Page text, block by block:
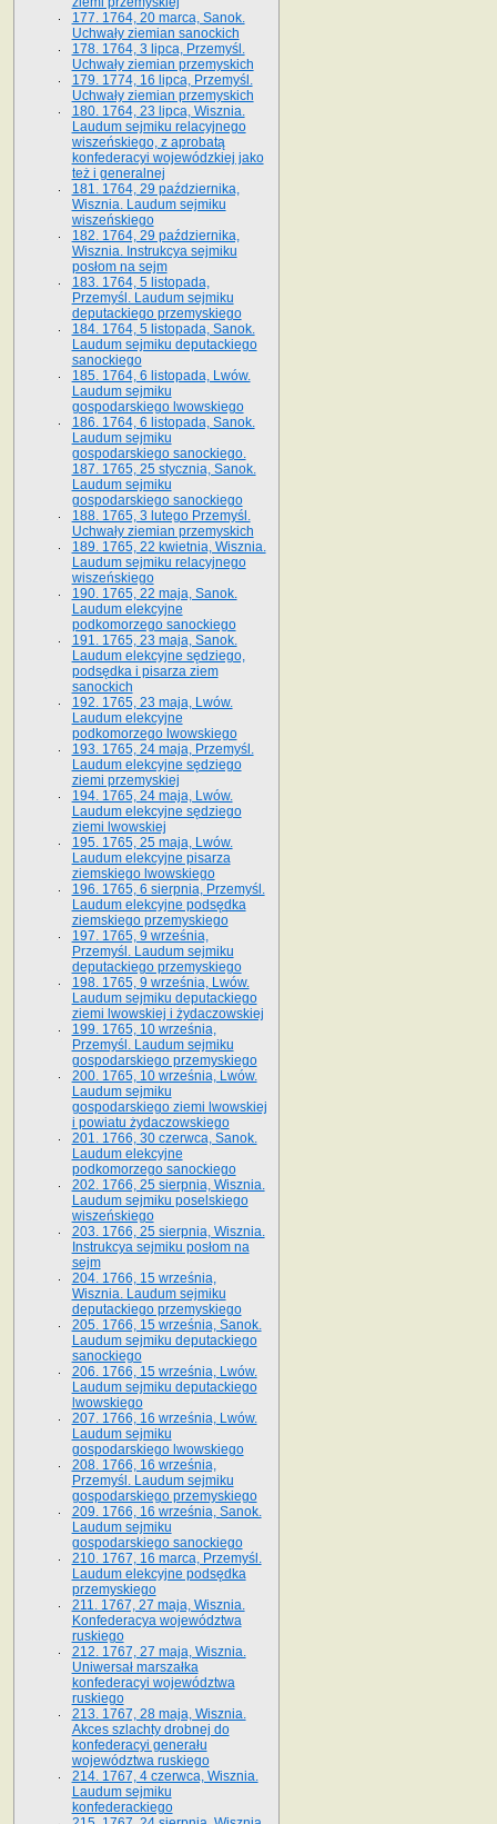
177. 1764, 20 marca, Sanok.
Uchwały ziemian sanockich
178. 1764, 3 lipca, Przemyśl.
Uchwały ziemian przemyskich
179. 1774, 16 lipca, Przemyśl.
Uchwały ziemian przemyskich
180. 1764, 23 lipca, Wisznia.
Laudum sejmiku relacyjnego
wiszeńskiego, z aprobatą
konfederacyi wojewódzkiej jako
też i generalnej
181. 1764, 29 października,
Wisznia. Laudum sejmiku
wiszeńskiego
182. 1764, 29 października,
Wisznia. Instrukcya sejmiku
posłom na sejm
183. 1764, 5 listopada,
Przemyśl. Laudum sejmiku
deputackiego przemyskiego
184. 1764, 5 listopada, Sanok.
Laudum sejmiku deputackiego
sanockiego
185. 1764, 6 listopada, Lwów.
Laudum sejmiku
gospodarskiego lwowskiego
186. 1764, 6 listopada, Sanok.
Laudum sejmiku
gospodarskiego sanockiego.
187. 1765, 25 stycznia, Sanok.
Laudum sejmiku
gospodarskiego sanockiego
188. 1765, 3 lutego Przemyśl.
Uchwały ziemian przemyskich
189. 1765, 22 kwietnia, Wisznia.
Laudum sejmiku relacyjnego
wiszeńskiego
190. 1765, 22 maja, Sanok.
Laudum elekcyjne
podkomorzego sanockiego
191. 1765, 23 maja, Sanok.
Laudum elekcyjne sędziego,
podsędka i pisarza ziem
sanockich
192. 1765, 23 maja, Lwów.
Laudum elekcyjne
podkomorzego lwowskiego
193. 1765, 24 maja, Przemyśl.
Laudum elekcyjne sędziego
ziemi przemyskiej
194. 1765, 24 maja, Lwów.
Laudum elekcyjne sędziego
ziemi lwowskiej
195. 1765, 25 maja, Lwów.
Laudum elekcyjne pisarza
ziemskiego lwowskiego
196. 1765, 6 sierpnia, Przemyśl.
Laudum elekcyjne podsędka
ziemskiego przemyskiego
197. 1765, 9 września,
Przemyśl. Laudum sejmiku
deputackiego przemyskiego
198. 1765, 9 września, Lwów.
Laudum sejmiku deputackiego
ziemi lwowskiej i żydaczowskiej
199. 1765, 10 września,
Przemyśl. Laudum sejmiku
gospodarskiego przemyskiego
200. 1765, 10 września, Lwów.
Laudum sejmiku
gospodarskiego ziemi lwowskiej
i powiatu żydaczowskiego
201. 1766, 30 czerwca, Sanok.
Laudum elekcyjne
podkomorzego sanockiego
202. 1766, 25 sierpnia, Wisznia.
Laudum sejmiku poselskiego
wiszeńskiego
203. 1766, 25 sierpnia, Wisznia.
Instrukcya sejmiku posłom na
sejm
204. 1766, 15 września,
Wisznia. Laudum sejmiku
deputackiego przemyskiego
205. 1766, 15 września, Sanok.
Laudum sejmiku deputackiego
sanockiego
206. 1766, 15 września, Lwów.
Laudum sejmiku deputackiego
lwowskiego
207. 1766, 16 września, Lwów.
Laudum sejmiku
gospodarskiego lwowskiego
208. 1766, 16 września,
Przemyśl. Laudum sejmiku
gospodarskiego przemyskiego
209. 1766, 16 września, Sanok.
Laudum sejmiku
gospodarskiego sanockiego
210. 1767, 16 marca, Przemyśl.
Laudum elekcyjne podsędka
przemyskiego
211. 1767, 27 maja, Wisznia.
Konfederacya województwa
ruskiego
212. 1767, 27 maja, Wisznia.
Uniwersał marszałka
konfederacyi województwa
ruskiego
213. 1767, 28 maja, Wisznia.
Akces szlachty drobnej do
konfederacyi generału
województwa ruskiego
214. 1767, 4 czerwca, Wisznia.
Laudum sejmiku
konfederackiego